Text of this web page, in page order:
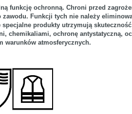
funkcję ochronną. Chroni przed
Funkcji tych nie należy
produkty utrzymują
chemikaliami, ochronę antystatyczną,
warunków atmosferycznych.